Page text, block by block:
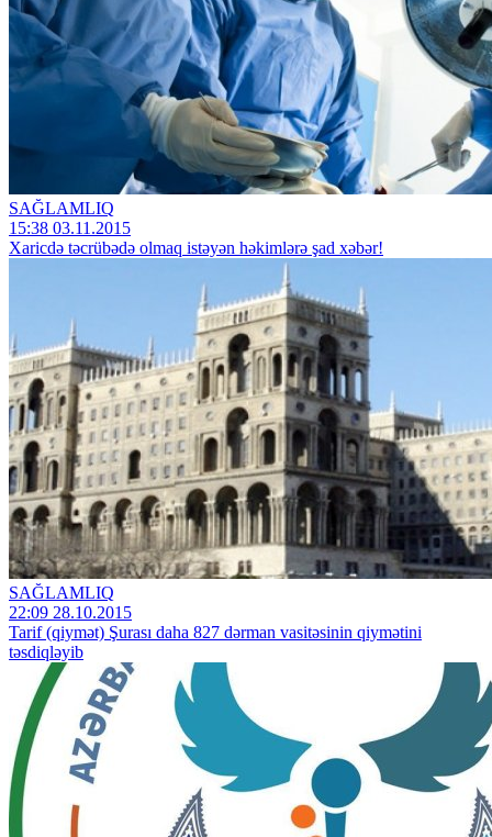
SAĞLAMLIQ
15:38 03.11.2015
Xaricdə təcrübədə olmaq istəyən həkimlərə şad xəbər!
SAĞLAMLIQ
22:09 28.10.2015
Tarif (qiymət) Şurası daha 827 dərman vasitəsinin qiymətini
təsdiqləyib